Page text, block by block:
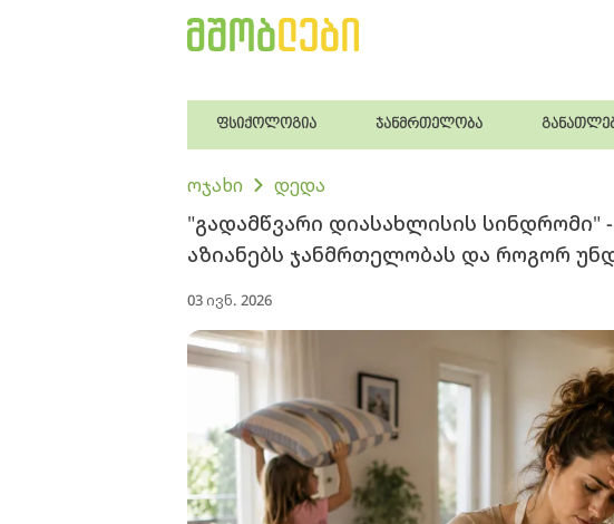
ფსიქოლოგია ჯანმრთელობა
ოჯახი დედა
"გადამწვარი დიასახლისის
აზიანებს ჯანმრთელობას და როგორ
03 ივნ. 2026